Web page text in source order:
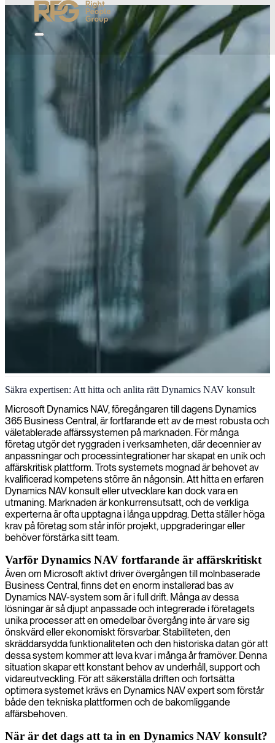
Dynamics NAV-arkitektur och implementation
Vi erbjuder skickliga Dynamics NAV-arkitekter som kan designa
och implementera skräddarsydda lösningar för att förbättra era
affärsprocesser och systemprestanda.
Säkra expertisen: Att hitta och anlita rätt Dynamics NAV konsult
Microsoft Dynamics NAV, föregångaren till dagens Dynamics
365 Business Central, är fortfarande ett av de mest robusta och
väletablerade affärssystemen på marknaden. För många
företag utgör det ryggraden i verksamheten, där decennier av
anpassningar och processintegrationer har skapat en unik och
affärskritisk plattform. Trots systemets mognad är behovet av
kvalificerad kompetens större än någonsin. Att hitta en erfaren
Dynamics NAV konsult eller utvecklare kan dock vara en
utmaning. Marknaden är konkurrensutsatt, och de verkliga
experterna är ofta upptagna i långa uppdrag. Detta ställer höga
krav på företag som står inför projekt, uppgraderingar eller
behöver förstärka sitt team.
Varför Dynamics NAV fortfarande är affärskritiskt
Även om Microsoft aktivt driver övergången till molnbaserade
Business Central, finns det en enorm installerad bas av
Dynamics NAV-system som är i full drift. Många av dessa
lösningar är så djupt anpassade och integrerade i företagets
unika processer att en omedelbar övergång inte är vare sig
önskvärd eller ekonomiskt försvarbar. Stabiliteten, den
skräddarsydda funktionaliteten och den historiska datan gör att
dessa system kommer att leva kvar i många år framöver. Denna
situation skapar ett konstant behov av underhåll, support och
vidareutveckling. För att säkerställa driften och fortsätta
optimera systemet krävs en Dynamics NAV expert som förstår
både den tekniska plattformen och de bakomliggande
affärsbehoven.
När är det dags att ta in en Dynamics NAV konsult?